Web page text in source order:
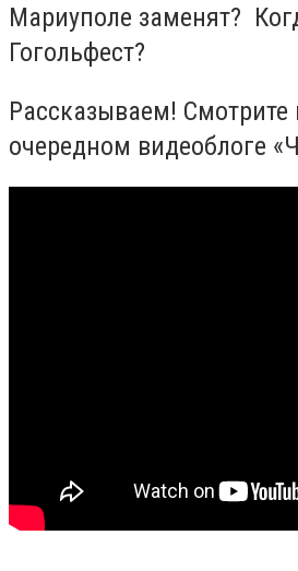
Мариуполе заменят?
Гогольфест?
Рассказываем! Смотрите
очередном видеоблоге